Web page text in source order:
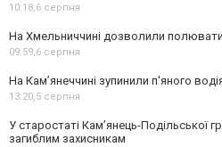
10:18,6 серпня
На Хмельниччині дозволили
09:59,6 серпня
На Камʼянеччині зупинили п'яного
13:20,5 серпня
У старостаті Кам’янець-Подільської
загиблим захисникам